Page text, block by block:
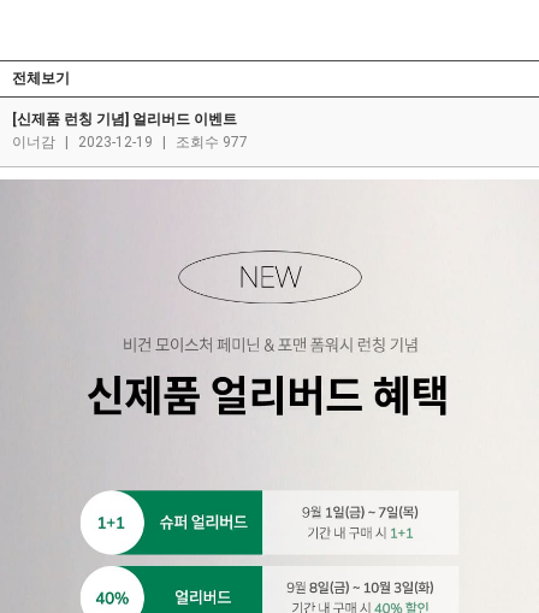
전체보기
[신제품 런칭 기념] 얼리버드 이벤트
이너감
2023-12-19 조회수 977